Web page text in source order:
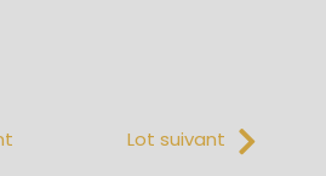
Lot suivant